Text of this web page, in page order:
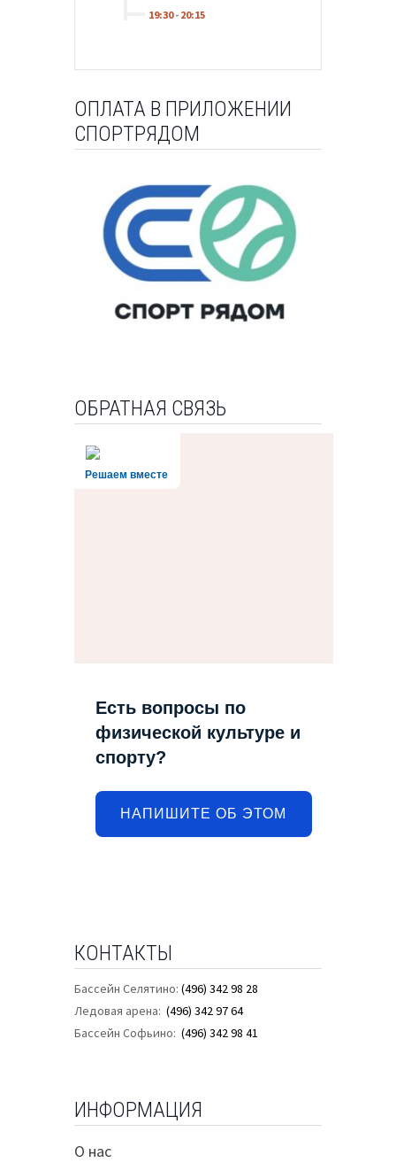
19:30- 20:15
ОПЛАТА В ПРИЛОЖЕНИИ
СПОРТРЯДОМ
ОБРАТНАЯ СВЯЗЬ
Решаем вместе
Есть вопросы по
физической культуре и
спорту?
НАПИШИТЕ ОБ ЭТОМ
КОНТАКТЫ
Бассейн Селятино: (496) 342 98 28
Ледовая арена: (496) 342 97 64
Бассейн Софьино: (496) 342 98 41
ИНФОРМАЦИЯ
О нас